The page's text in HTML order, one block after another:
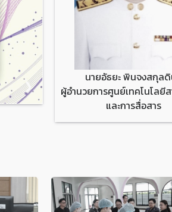
❯
นายอัธยะ พินจงสกุล
ผู้อำนวยการศูนย์เทคโนโลยี
และการสื่อสาร